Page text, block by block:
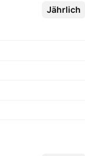
Jährlich
Mehr